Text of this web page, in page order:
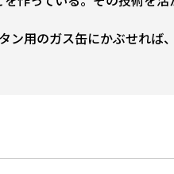
用のガス缶にかぶせれば